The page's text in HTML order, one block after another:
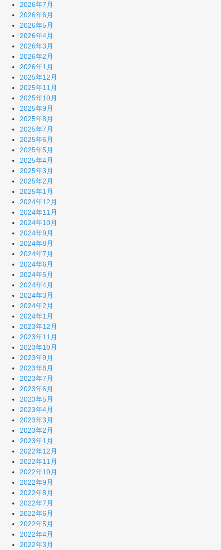
2026年7月
2026年6月
2026年5月
2026年4月
2026年3月
2026年2月
2026年1月
2025年12月
2025年11月
2025年10月
2025年9月
2025年8月
2025年7月
2025年6月
2025年5月
2025年4月
2025年3月
2025年2月
2025年1月
2024年12月
2024年11月
2024年10月
2024年9月
2024年8月
2024年7月
2024年6月
2024年5月
2024年4月
2024年3月
2024年2月
2024年1月
2023年12月
2023年11月
2023年10月
2023年9月
2023年8月
2023年7月
2023年6月
2023年5月
2023年4月
2023年3月
2023年2月
2023年1月
2022年12月
2022年11月
2022年10月
2022年9月
2022年8月
2022年7月
2022年6月
2022年5月
2022年4月
2022年3月